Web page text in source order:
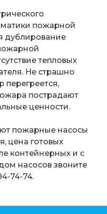
пожарной
дублирование
тепловых
Не страшно
перегреется,
пострадают
ценности.
пожарные насосы
цена готовых
контейнерных и с
насосов звоните
74-74.